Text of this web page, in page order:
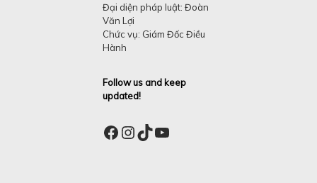
Đại diện pháp luật: Đoàn
Văn Lợi
Chức vụ: Giám Đốc Điều
Hành
Follow us and keep
updated!
Facebook
Instagram
TikTok
YouTube